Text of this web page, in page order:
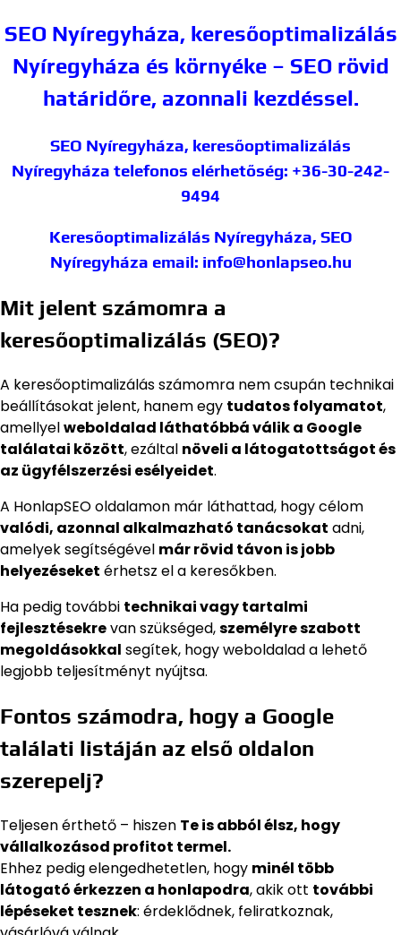
SEO Nyíregyháza, keresőoptimalizálás
Nyíregyháza és környéke – SEO rövid
határidőre, azonnali kezdéssel.
SEO Nyíregyháza, keresőoptimalizálás
Nyíregyháza telefonos elérhetőség: +36-30-242-
9494
Keresőoptimalizálás Nyíregyháza, SEO
Nyíregyháza email: info@honlapseo.hu
Mit jelent számomra a
keresőoptimalizálás (SEO)?
A keresőoptimalizálás számomra nem csupán technikai
beállításokat jelent, hanem egy tudatos folyamatot,
amellyelweboldalad láthatóbbá válik a Google
találatai között, ezáltal növeli a látogatottságot és
az ügyfélszerzési esélyeidet.
A HonlapSEO oldalamon már láthattad, hogy célom
valódi, azonnal alkalmazható tanácsokat adni,
amelyek segítségével már rövid távon is jobb
helyezéseket érhetsz el a keresőkben.
Ha pedig további technikai vagy tartalmi
fejlesztésekrevan szükséged,személyre szabott
megoldásokkal segítek, hogy weboldalad a lehető
legjobb teljesítményt nyújtsa.
Fontos számodra, hogy a Google
találati listáján az első oldalon
szerepelj?
Teljesen érthető – hiszen Te is abból élsz, hogy
vállalkozásod profitot termel.
Ehhez pedig elengedhetetlen, hogy minél több
látogató érkezzen a honlapodra, akik ott további
lépéseket tesznek: érdeklődnek, feliratkoznak,